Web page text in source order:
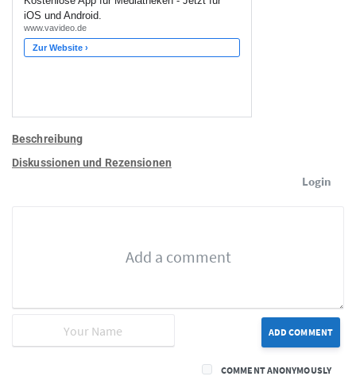
Beschreibung
Diskussionen und Rezensionen
Login
ADD COMMENT
COMMENT ANONYMOUSLY